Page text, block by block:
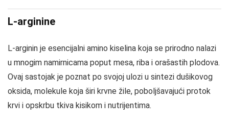
L-arginine
L-arginin je esencijalni amino kiselina koja se prirodno nalazi
u mnogim namirnicama poput mesa, riba i orašastih plodova.
Ovaj sastojak je poznat po svojoj ulozi u sintezi dušikovog
oksida, molekule koja širi krvne žile, poboljšavajući protok
krvi i opskrbu tkiva kisikom i nutrijentima.